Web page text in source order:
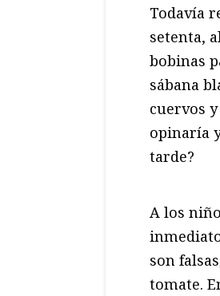
Todavía
setenta,
bobinas
sábana
cuervos
opinaría
tarde?
A los
son
tomate.